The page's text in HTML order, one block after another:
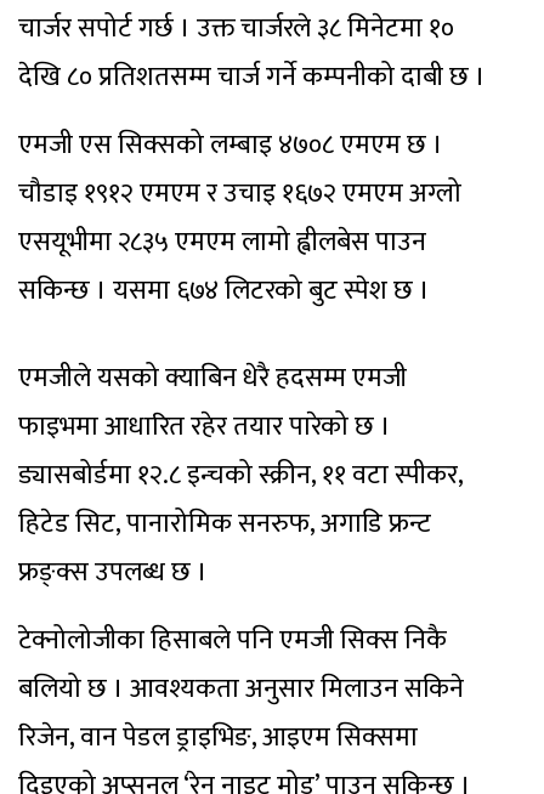
चार्जर सपोर्ट गर्छ । उक्त चार्जरले ३८ मिनेटमा १०
देखि ८० प्रतिशतसम्म चार्ज गर्ने कम्पनीको दाबी छ ।
एमजी एस सिक्सको लम्बाइ ४७०८ एमएम छ ।
चौडाइ १९१२ एमएम र उचाइ १६७२ एमएम अग्लो
एसयूभीमा २८३५ एमएम लामो ह्वीलबेस पाउन
सकिन्छ । यसमा ६७४ लिटरको बुट स्पेश छ ।
एमजीले यसको क्याबिन धेरै हदसम्म एमजी
फाइभमा आधारित रहेर तयार पारेको छ ।
ड्यासबोर्डमा १२.८ इन्चको स्क्रीन, ११ वटा स्पीकर,
हिटेड सिट, पानारोमिक सनरुफ, अगाडि फ्रन्ट
फ्रङ्क्स उपलब्ध छ ।
टेक्नोलोजीका हिसाबले पनि एमजी सिक्स निकै
बलियो छ । आवश्यकता अनुसार मिलाउन सकिने
रिजेन, वान पेडल ड्राइभिङ, आइएम सिक्समा